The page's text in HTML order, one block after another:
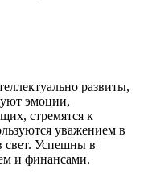
развиты,
эмоции,
стремятся к
уважением в
свет. Успешны в
и финансами.